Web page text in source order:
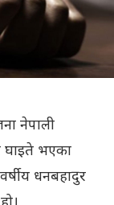
नेपाली
घाइते भएका
धनबहादुर